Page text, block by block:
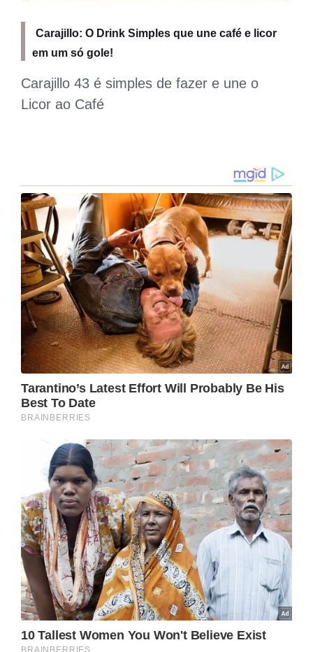
Carajillo: O Drink Simples que une café e licor
em um só gole!
Carajillo 43 é simples de fazer e une o
Licor ao Café